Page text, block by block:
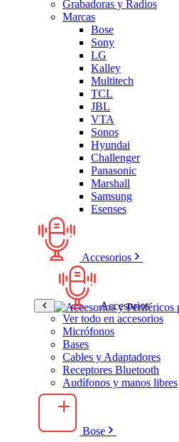
Grabadoras y Radios
Marcas
Bose
Sony
LG
Kalley
Multitech
TCL
JBL
VTA
Sonos
Hyundai
Challenger
Panasonic
Marshall
Samsung
Esenses
Accesorios
Accesorios
Ver todo en accesorios
Micrófonos
Bases
Cables y Adaptadores
Receptores Bluetooth
Audífonos y manos libres
Bose